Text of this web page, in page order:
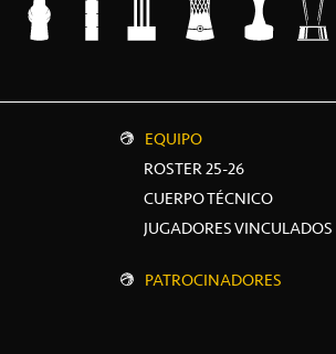
EQUIPO
ROSTER 25-26
CUERPO TÉCNICO
JUGADORES VINCULADOS
PATROCINADORES